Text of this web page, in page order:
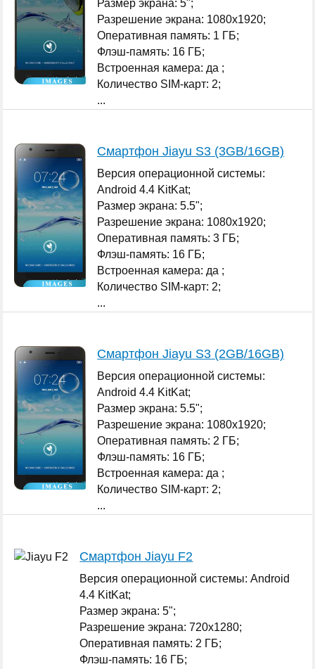
Размер экрана: 5";
Разрешение экрана: 1080x1920;
Оперативная память: 1 ГБ;
Флэш-память: 16 ГБ;
Встроенная камера: да ;
Количество SIM-карт: 2;
...
Смартфон Jiayu S3 (3GB/16GB)
Версия операционной системы:
Android 4.4 KitKat;
Размер экрана: 5.5";
Разрешение экрана: 1080x1920;
Оперативная память: 3 ГБ;
Флэш-память: 16 ГБ;
Встроенная камера: да ;
Количество SIM-карт: 2;
...
Смартфон Jiayu S3 (2GB/16GB)
Версия операционной системы:
Android 4.4 KitKat;
Размер экрана: 5.5";
Разрешение экрана: 1080x1920;
Оперативная память: 2 ГБ;
Флэш-память: 16 ГБ;
Встроенная камера: да ;
Количество SIM-карт: 2;
...
Смартфон Jiayu F2
Версия операционной системы: Android
4.4 KitKat;
Размер экрана: 5";
Разрешение экрана: 720x1280;
Оперативная память: 2 ГБ;
Флэш-память: 16 ГБ;